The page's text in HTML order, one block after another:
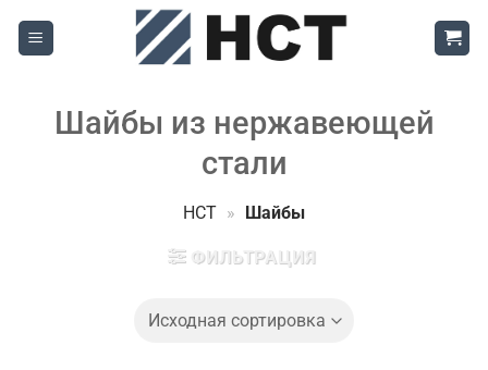
Шайбы из нержавеющей
стали
НСТ » Шайбы
ФИЛЬТРАЦИЯ